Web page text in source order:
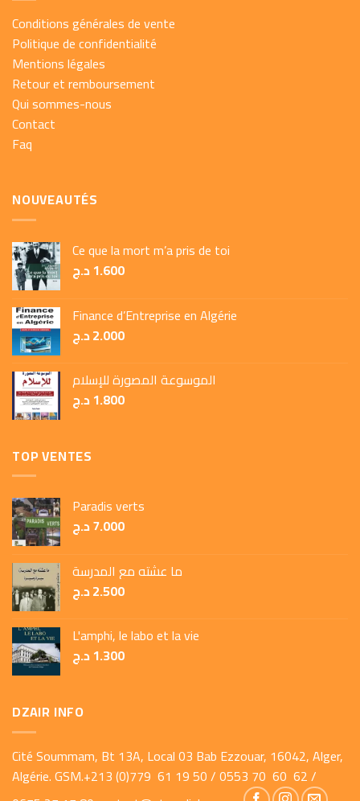
Conditions générales de vente
Politique de confidentialité
Mentions légales
Retour et remboursement
Qui sommes-nous
Contact
Faq
NOUVEAUTÉS
Ce que la mort m’a pris de toi
1.600د.ج
Finance d’Entreprise en Algérie
2.000د.ج
الموسوعة المصورة للإسلام
1.800د.ج
TOP VENTES
Paradis verts
7.000د.ج
ما عشته مع المدرسة
2.500د.ج
L'amphi, le labo et la vie
1.300د.ج
DZAIR INFO
Cité Soummam, Bt 13A, Local 03 Bab Ezzouar, 16042, Alger,
Algérie. GSM.+213 (0)779 61 19 50 / 0553 70 60 62 /